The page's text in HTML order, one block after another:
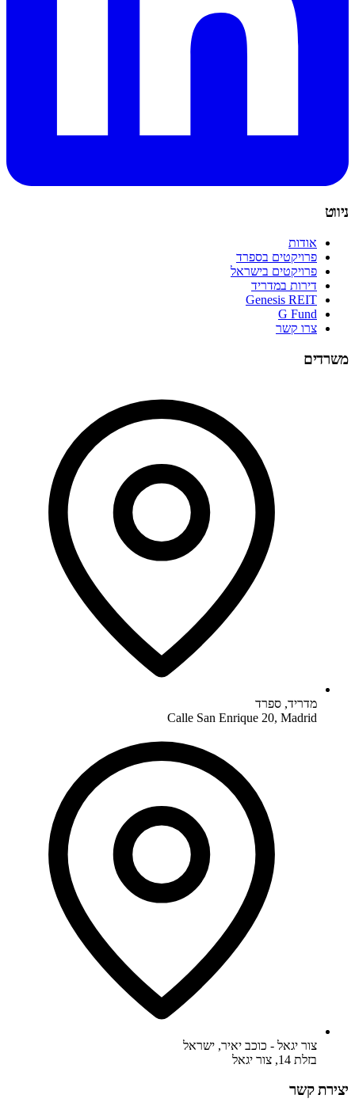
ניווט
אודות
פרויקטים בספרד
פרויקטים בישראל
דירות במדריד
Genesis REIT
G Fund
צרו קשר
משרדים
מדריד, ספרד
Calle San Enrique 20, Madrid
צור יגאל - כוכב יאיר, ישראל
בזלת 14, צור יגאל
יצירת קשר